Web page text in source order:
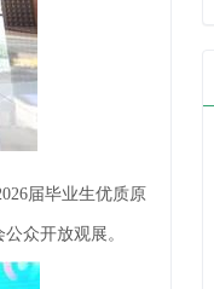
届毕业生优质原
众开放观展。